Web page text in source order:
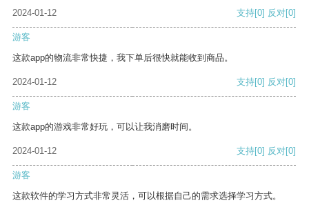
2024-01-12
支持[0] 反对[0]
游客
这款app的物流非常快捷，我下单后很快就能收到商品。
2024-01-12 支持[0] 反对[0]
游客
这款app的游戏非常好玩，可以让我消磨时间。
2024-01-12 支持[0] 反对[0]
游客
这款软件的学习方式非常灵活，可以根据自己的需求选择学习方式。